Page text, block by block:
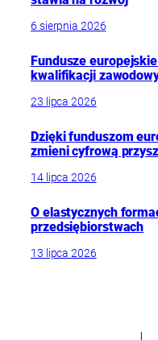
6 sierpnia 2026
Fundusze
kwalifikacji
23 lipca 2026
Dzięki funduszom
zmieni cyfrową
14 lipca 2026
O elastycznych
przedsiębiorstwach
13 lipca 2026